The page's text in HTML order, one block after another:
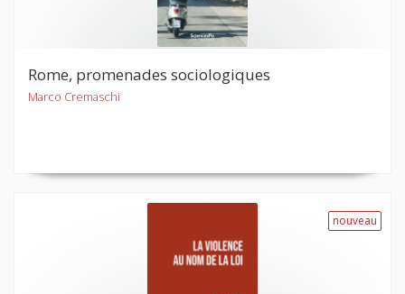
Rome, promenades sociologiques
Marco Cremaschi
nouveau